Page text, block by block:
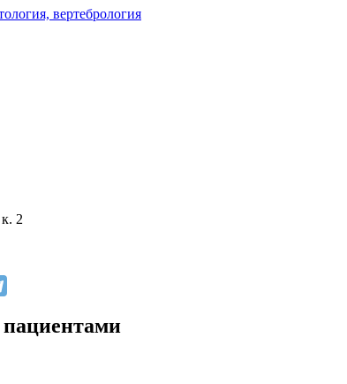
вертебрология
2